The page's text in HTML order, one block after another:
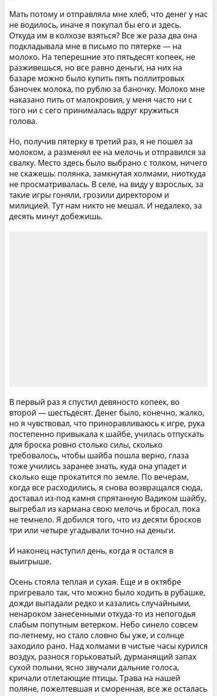
Мать потому и отправляла мне хлеб, что денег у нас
не водилось, иначе я покупал бы его и здесь.
Откуда им в колхозе взяться? Все же раза два она
подкладывала мне в письмо по пятерке — на
молоко. На теперешние это пятьдесят копеек, не
разживешься, но все равно деньги, на них на
базаре можно было купить пять поллитровых
баночек молока, по рублю за баночку. Молоко мне
наказано пить от малокровия, у меня часто ни с
того ни с сего принималась вдруг кружиться
голова.
Но, получив пятерку в третий раз, я не пошел за
молоком, а разменял ее на мелочь и отправился за
свалку. Место здесь было выбрано с толком, ничего
не скажешь: полянка, замкнутая холмами, ниоткуда
не просматривалась. В селе, на виду у взрослых, за
такие игры гоняли, грозили директором и
милицией. Тут нам никто не мешал. И недалеко, за
десять минут добежишь.
В первый раз я спустил девяносто копеек, во
второй — шестьдесят. Денег было, конечно, жалко,
но я чувствовал, что приноравливаюсь к игре, рука
постепенно привыкала к шайбе, училась отпускать
для броска ровно столько силы, сколько
требовалось, чтобы шайба пошла верно, глаза
тоже учились заранее знать, куда она упадет и
сколько еще прокатится по земле. По вечерам,
когда все расходились, я снова возвращался сюда,
доставал из-под камня спрятанную Вадиком шайбу,
выгребал из кармана свою мелочь и бросал, пока
не темнело. Я добился того, что из десяти бросков
три или четыре угадывали точно на деньги.
И наконец наступил день, когда я остался в
выигрыше.
Осень стояла теплая и сухая. Еще и в октябре
пригревало так, что можно было ходить в рубашке,
дожди выпадали редко и казались случайными,
ненароком занесенными откуда-то из непогодья
слабым попутным ветерком. Небо синело совсем
по-летнему, но стало словно бы уже, и солнце
заходило рано. Над холмами в чистые часы курился
воздух, разнося горьковатый, дурманящий запах
сухой полыни, ясно звучали дальние голоса,
кричали отлетающие птицы. Трава на нашей
поляне, пожелтевшая и сморенная, все же осталась